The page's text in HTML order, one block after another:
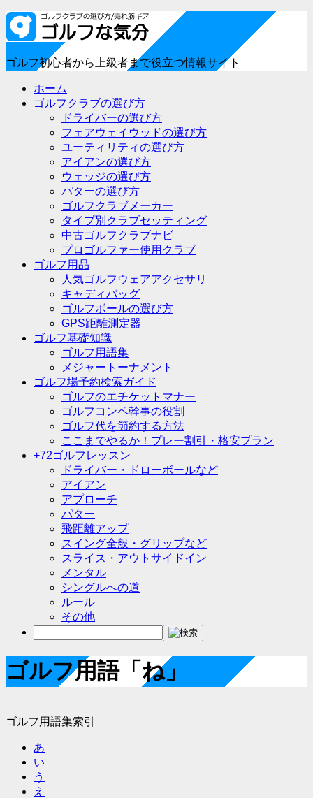
ゴルフ初心者から上級者まで役立つ情報サイト
ホーム
ゴルフクラブの選び方
ドライバーの選び方
フェアウェイウッドの選び方
ユーティリティの選び方
アイアンの選び方
ウェッジの選び方
パターの選び方
ゴルフクラブメーカー
タイプ別クラブセッティング
中古ゴルフクラブナビ
プロゴルファー使用クラブ
ゴルフ用品
人気ゴルフウェアアクセサリ
キャディバッグ
ゴルフボールの選び方
GPS距離測定器
ゴルフ基礎知識
ゴルフ用語集
メジャートーナメント
ゴルフ場予約検索ガイド
ゴルフのエチケットマナー
ゴルフコンペ幹事の役割
ゴルフ代を節約する方法
ここまでやるか！プレー割引・格安プラン
+72ゴルフレッスン
ドライバー・ドローボールなど
アイアン
アプローチ
パター
飛距離アップ
スイング全般・グリップなど
スライス・アウトサイドイン
メンタル
シングルへの道
ルール
その他
ゴルフ用語「ね」
ゴルフ用語集索引
あ
い
う
え